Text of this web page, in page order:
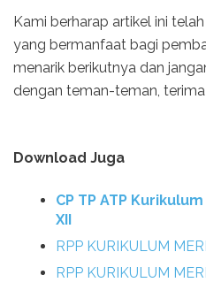
Kami berharap artikel ini
yang bermanfaat bagi
menarik berikutnya dan
dengan teman-teman, terima
Download Juga
CP TP ATP
XII
RPP KURIKULUM
RPP KURIKULUM